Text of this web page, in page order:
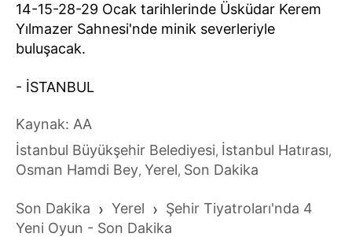
14-15-28-29 Ocak tarihlerinde Üsküdar Kerem
Yılmazer Sahnesi'nde minik severleriyle
buluşacak.
- İSTANBUL
Kaynak: AA
İstanbul Büyükşehir Belediyesi, İstanbul Hatırası,
Osman Hamdi Bey, Yerel, Son Dakika
Son Dakika › Yerel › Şehir Tiyatroları'nda 4
Yeni Oyun - Son Dakika